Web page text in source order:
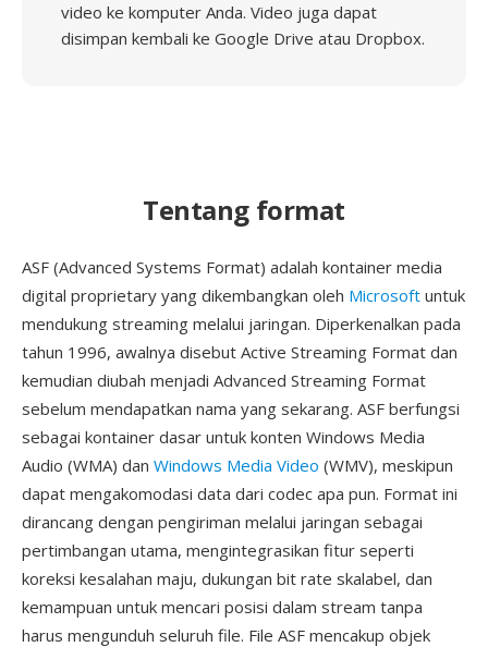
video ke komputer Anda. Video juga dapat
disimpan kembali ke Google Drive atau Dropbox.
Tentang format
ASF (Advanced Systems Format) adalah kontainer media
digital proprietary yang dikembangkan oleh Microsoft untuk
mendukung streaming melalui jaringan. Diperkenalkan pada
tahun 1996, awalnya disebut Active Streaming Format dan
kemudian diubah menjadi Advanced Streaming Format
sebelum mendapatkan nama yang sekarang. ASF berfungsi
sebagai kontainer dasar untuk konten Windows Media
Audio (WMA) dan Windows Media Video (WMV), meskipun
dapat mengakomodasi data dari codec apa pun. Format ini
dirancang dengan pengiriman melalui jaringan sebagai
pertimbangan utama, mengintegrasikan fitur seperti
koreksi kesalahan maju, dukungan bit rate skalabel, dan
kemampuan untuk mencari posisi dalam stream tanpa
harus mengunduh seluruh file. File ASF mencakup objek